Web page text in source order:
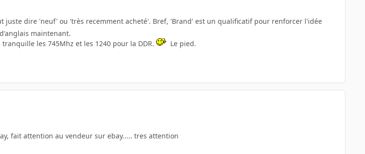
juste dire 'neuf' ou 'très recemment acheté'. Bref, 'Brand' est un qualificatif pour renforcer l'idée
maintenant.
les 745Mhz et les 1240 pour la DDR.
Le pied.
fait attention au vendeur sur ebay..... tres attention